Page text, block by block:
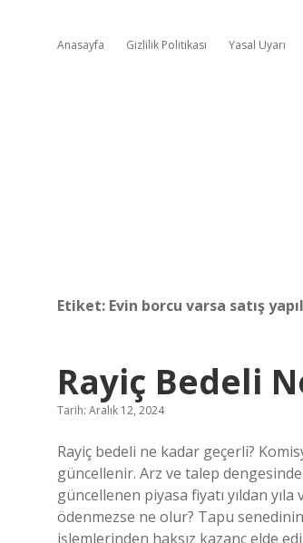
Anasayfa Gizlilik Politikası Yasal Uyarı
Etiket: Evin borcu varsa satış
Rayiç Bedeli
Tarih: Aralık 12, 2024
Rayiç bedeli ne kadar geçerli?
güncellenir. Arz ve talep
güncellenen piyasa fiyatı yıldan
ödenmezse ne olur? Tapu
işlemlerinden haksız kazanç elde